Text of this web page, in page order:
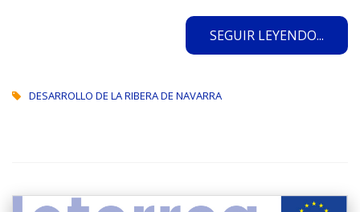
SEGUIR LEYENDO...
DESARROLLO DE LA RIBERA DE NAVARRA